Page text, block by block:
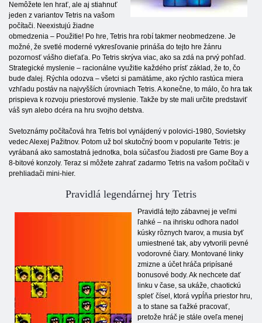
Nemôžete len hrať, ale aj stiahnuť
jeden z variantov Tetris na vašom
počítači. Neexistujú žiadne
obmedzenia – Použitie! Po hre, Tetris hra robí takmer neobmedzene. Je
možné, že svetlé moderné vykresľovanie prináša do tejto hre žánru
pozornosť vášho dieťaťa. Po Tetris skrýva viac, ako sa zdá na prvý pohľad.
Strategické myslenie – racionálne využitie každého prísť základ, že to, čo
bude ďalej. Rýchla odozva – všetci si pamätáme, ako rýchlo rastúca miera
vzhľadu postáv na najvyšších úrovniach Tetris. A konečne, to málo, čo hra tak
prispieva k rozvoju priestorové myslenie. Takže by ste mali určite predstaviť
váš syn alebo dcéra na hru svojho detstva.
Svetoznámy počítačová hra Tetris bol vynájdený v polovici-1980, Sovietsky
vedec Alexej Pažitnov. Potom už bol skutočný boom v popularite Tetris: je
vyrábaná ako samostatná jednotka, bola súčasťou žiadosti pre Game Boy a
8-bitové konzoly. Teraz si môžete zahrať zadarmo Tetris na vašom počítači v
prehliadači mini-hier.
Pravidlá legendárnej hry Tetris
Pravidlá tejto zábavnej je veľmi
ľahké – na ihrisku odhora nadol
kúsky rôznych tvarov, a musia byť
umiestnené tak, aby vytvorili pevné
vodorovné čiary. Montované linky
zmizne a účet hráča pripísané
bonusové body. Ak nechcete dať
linku v čase, sa ukáže, chaotickú
spleť čísel, ktorá vypĺňa priestor hru,
a to stane sa ťažké pracovať,
pretože hráč je stále oveľa menej